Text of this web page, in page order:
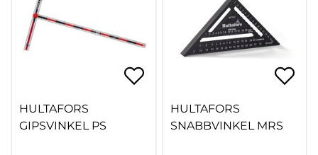
HULTAFORS
GIPSVINKEL PS
HULTAFORS
SNABBVINKEL MRS